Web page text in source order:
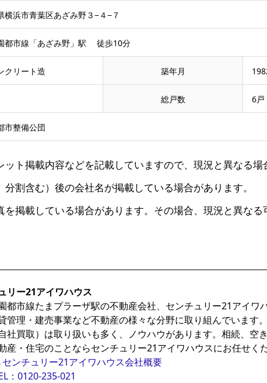
横浜市青葉区あざみ野３−４−７
都市線「あざみ野」駅 徒歩10分
クリート造 築年月
総戸数 6戸
市整備公団
ト掲載内容などを記載していますので、現況と異なる場
割含む）後の会社名が掲載している場合があります。
掲載している場合があります。その場合、現況と異なる
リー21アイワハウス
都市線たまプラーザ駅の不動産会社、センチュリー21アイワ
管理・建売事業など不動産の様々な分野に取り組んでいます
社買取）は取り扱いも多く、ノウハウがあります。相続、空
産・住宅のことならセンチュリー21アイワハウスにお任せくだ
ンチュリー21アイワハウス会社概要
：0120-235-021